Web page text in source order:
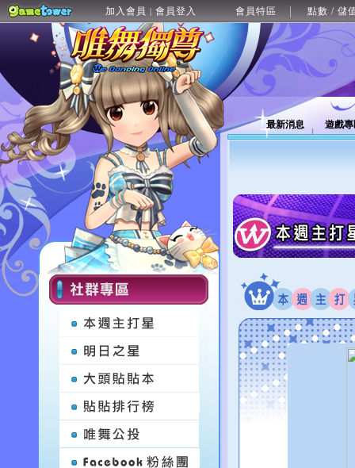
加入會員 | 會員登入 會員特區 點數 / 儲
最新消息 遊戲